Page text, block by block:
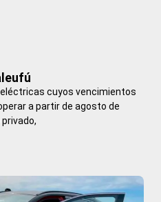
cuyos vencimientos
a partir de agosto de